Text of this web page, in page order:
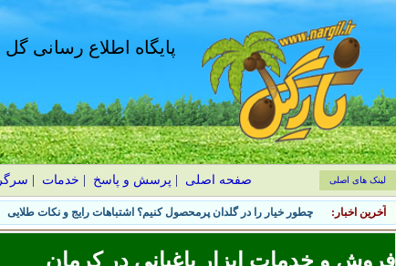
پایگاه اطلاع رسانی گل
صفحه اصلی پرسش و پاسخ خدمات لینک های اصلی
آخرین اخبار: چطور خیار را در گلدان پرمحصول کنیم؟ اشتباهات رایج و نکات طلایی
فروش و خدمات ابزار باغبانی در كرمان